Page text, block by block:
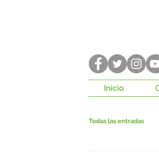
Inicio
Todas las entradas